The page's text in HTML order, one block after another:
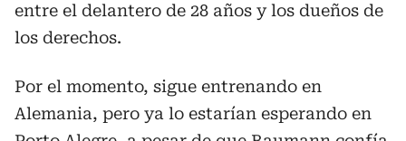
entre el delantero de 28 años y los dueños de
los derechos.
Por el momento, sigue entrenando en
Alemania, pero ya lo estarían esperando en